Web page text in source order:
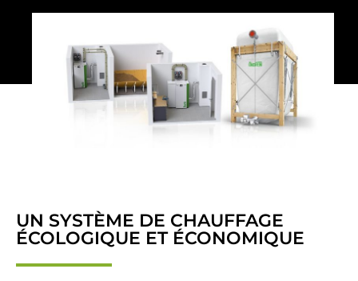
UN SYSTÈME DE CHAUFFAGE
ÉCOLOGIQUE ET ÉCONOMIQUE